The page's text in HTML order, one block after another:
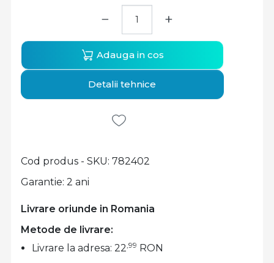
Livrare oriunde in Romania
Cod produs - SKU 782402
Metode de livrare:
Livrare la adresa: 22,99 RON
− +
Adauga in cos
Detalii tehnice
Garantie: 2 ani